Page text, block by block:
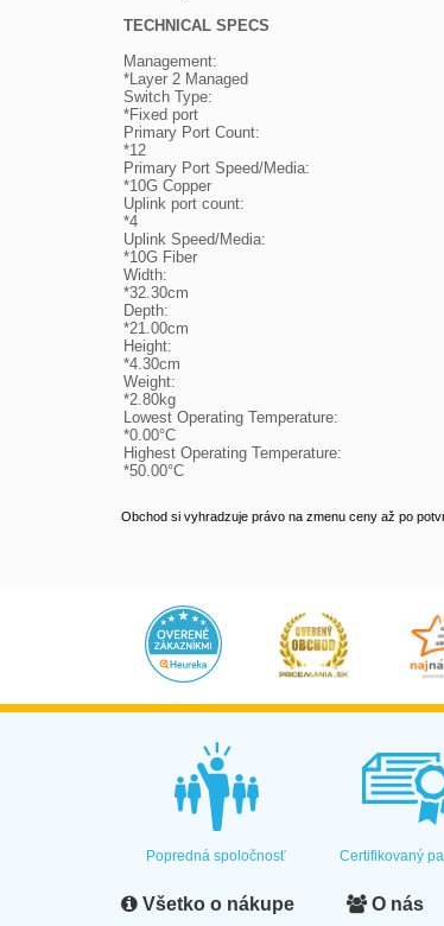
TECHNICAL SPECS
Management:
*Layer 2 Managed
Switch Type:
*Fixed port
Primary Port Count:
*12
Primary Port Speed/Media:
*10G Copper
Uplink port count:
*4
Uplink Speed/Media:
*10G Fiber
Width:
*32.30cm
Depth:
*21.00cm
Height:
*4.30cm
Weight:
*2.80kg
Lowest Operating Temperature:
*0.00°C
Highest Operating Temperature:
*50.00°C
Obchod si vyhradzuje právo na zmenu ceny až po
Popredná spoločnosť Certifikovaný
Všetko o nákupe O nás